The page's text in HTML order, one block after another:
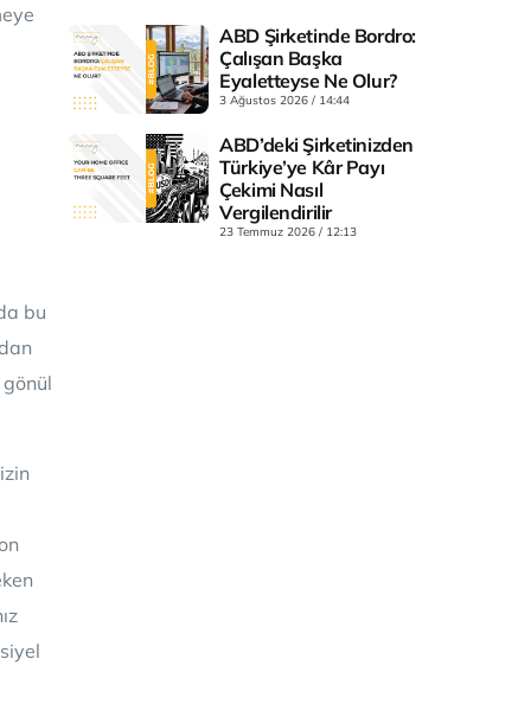
bu
ABD Şirketinde Bordro:
Çalışan Başka
Eyaletteyse Ne Olur?
3 Ağustos 2026 14:44
ABD’deki Şirketinizden
Türkiye’ye Kâr Payı
Çekimi Nasıl
Vergilendirilir
23 Temmuz 2026 12:13